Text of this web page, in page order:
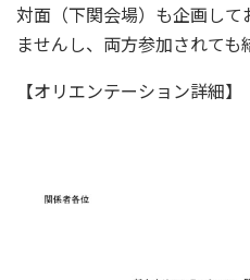
対面（下関会場）も企画し
ませんし、両方参加されても
【オリエンテーション詳細】